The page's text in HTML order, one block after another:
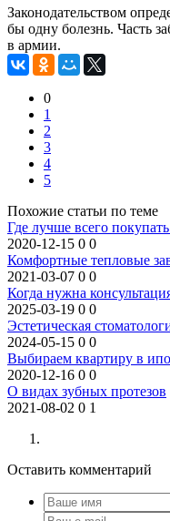
Законодательством
бы одну болезнь. Часть
в армии.
0
1
2
3
4
5
Похожие статьи по теме
Где лучше всего
2020-12-15 0 0
Комфортные тепловые
2021-03-07 0 0
Когда нужна
2025-03-19 0 0
Эстетическая
2024-05-15 0 0
Выбираем квартиру в
2020-12-16 0 0
О видах зубных протезов
2021-08-02 0 1
Оставить комментарий